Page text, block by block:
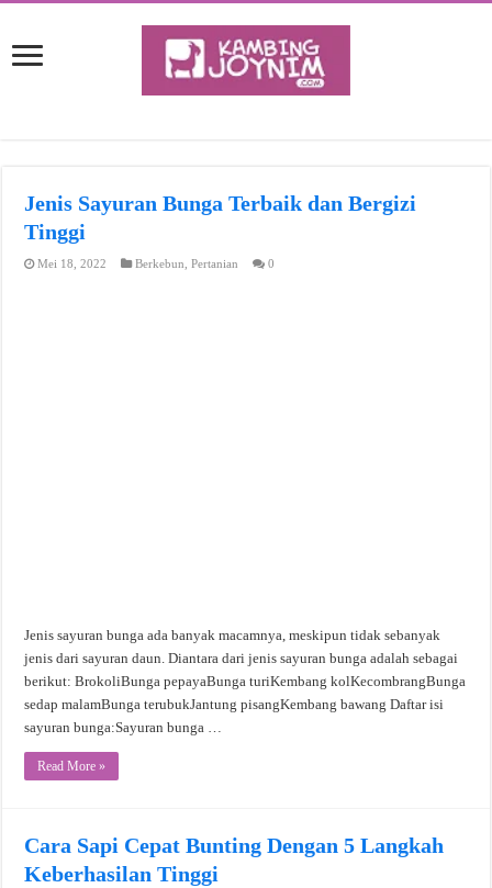
Jenis Sayuran Bunga Terbaik dan Bergizi
Tinggi
Mei 18, 2022 Berkebun ,Pertanian 0
Jenis sayuran bunga ada banyak macamnya, meskipun tidak sebanyak
jenis dari sayuran daun. Diantara dari jenis sayuran bunga adalah sebagai
berikut: BrokoliBunga pepayaBunga turiKembang kolKecombrangBunga
sedap malamBunga terubukJantung pisangKembang bawang Daftar isi
sayuran bunga:Sayuran bunga …
Read More »
Cara Sapi Cepat Bunting Dengan 5 Langkah
Keberhasilan Tinggi